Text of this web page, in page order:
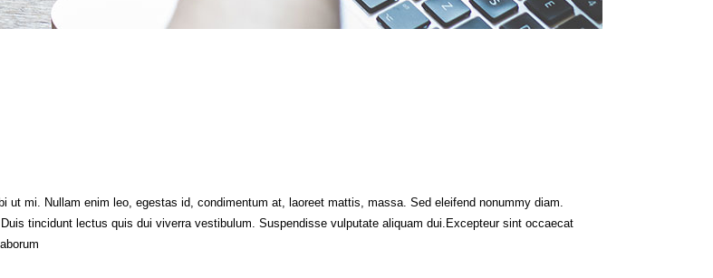
mi. Nullam enim leo, egestas id, condimentum at, laoreet mattis, massa. Sed eleifend nonummy diam.
tincidunt lectus quis dui viverra vestibulum. Suspendisse vulputate aliquam dui.Excepteur sint occaecat